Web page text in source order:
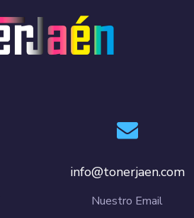
info@tonerjaen.com
Nuestro Email